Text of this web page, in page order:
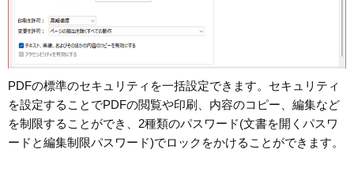
PDFの標準のセキュリティを一括設定できます。セキュリティ
を設定することでPDFの閲覧や印刷、内容のコピー、編集など
を制限することができ、2種類のパスワード(文書を開くパスワ
ードと編集制限パスワード)でロックをかけることができます。